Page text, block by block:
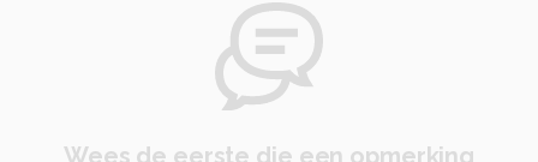
Wees de eerste die een opmerking